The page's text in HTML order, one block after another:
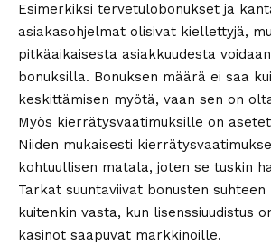
Esimerkiksi tervetulobonukset ja
asiakasohjelmat olisivat kiellettyjä,
pitkäaikaisesta asiakkuudesta
bonuksilla. Bonuksen määrä ei saa
keskittämisen myötä, vaan sen on
Myös kierrätysvaatimuksille on
Niiden mukaisesti
kohtuullisen matala, joten se tuskin
Tarkat suuntaviivat bonusten suhteen
kuitenkin vasta, kun lisenssiuudistus
kasinot saapuvat markkinoille.